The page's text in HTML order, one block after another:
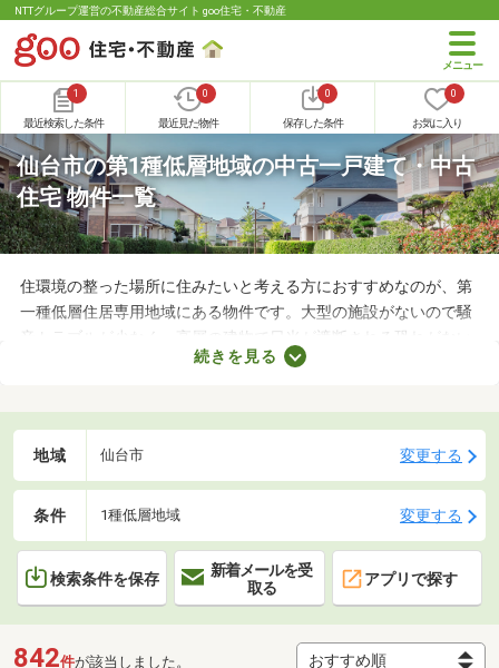
NTTグループ運営の不動産総合サイト goo住宅・不動産
1
最近検索した条件
0
最近見た物件
0
保存した条件
0
お気に入り
仙台市の第1種低層地域の中古一戸建て・中古
住宅 物件一覧
住環境の整った場所に住みたいと考える方におすすめなのが、第
一種低層住居専用地域にある物件です。大型の施設がないので騒
音トラブルが少なく、高層の建物で日光が遮断される恐れがない
ことから、住環境に優れたエリアです。住みやすい土地ではある
も購入費用を抑えられる中古の一戸建てを紹介します。
続きを見る
地域 仙台市 変更する
条件 1種低層地域 変更する
検索条件を保存
新着メールを受
取る
アプリで探す
842件が該当しました。